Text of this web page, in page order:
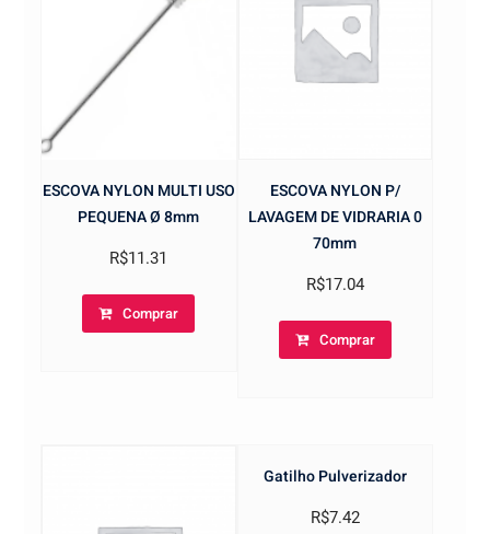
ESCOVA NYLON MULTI USO
PEQUENA Ø 8mm
R$11.31
Comprar
ESCOVA NYLON P/
LAVAGEM DE VIDRARIA 0
70mm
R$17.04
Comprar
Gatilho Pulverizador
R$7.42